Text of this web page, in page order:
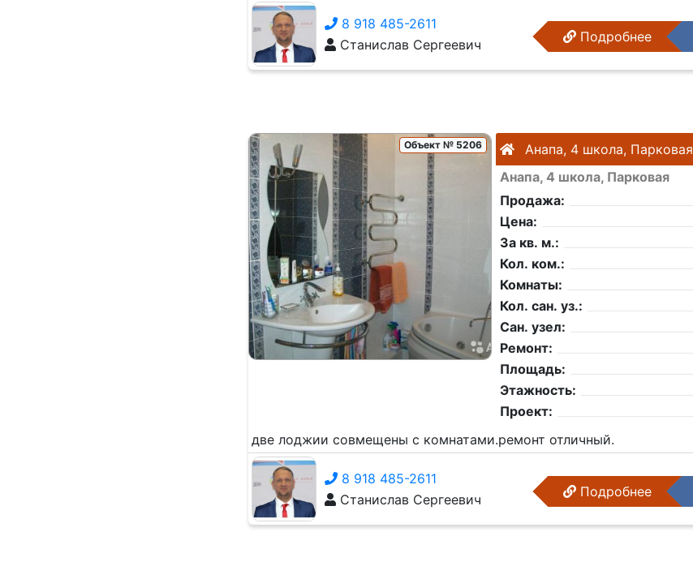
8 918 485-2611
Станислав Сергеевич
Подробнее
Объект № 5206
Анапа, 4 школа, Парковая
Анапа, 4 школа, Парковая
Продажа:
Цена:
За кв. м.:
Кол. ком.:
Комнаты:
Кол. сан. уз.:
Сан. узел:
Ремонт:
Площадь:
Этажность:
Проект:
две лоджии совмещены с комнатами.ремонт отличный.
8 918 485-2611
Станислав Сергеевич
Подробнее